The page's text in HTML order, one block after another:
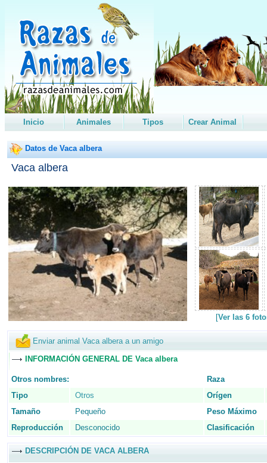
Inicio Animales Tipos Crear Animal
Datos de Vaca albera
Vaca albera
[Ver las 6
Enviar animal Vaca albera a un amigo
INFORMACIÓN GENERAL DE Vaca albera
Otros nombres:
Raza
Tipo
Otros
Orígen
Tamaño
Pequeño Peso Máximo
Reproducción
Desconocido Clasificación
DESCRIPCIÓN DE VACA ALBERA